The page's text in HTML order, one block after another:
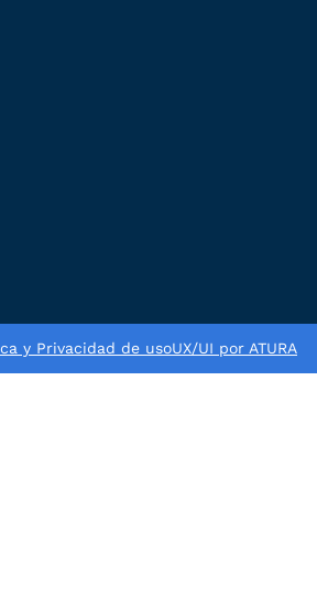
y Privacidad de usoUX/UI por ATURA